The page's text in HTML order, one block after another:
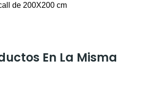
de 200X200 cm
En La Misma